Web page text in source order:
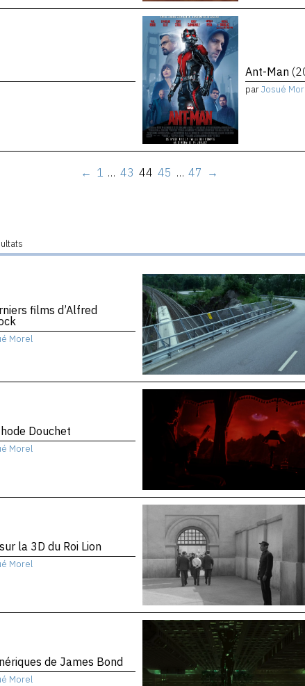
Ant-Man
parJosué
← 1 … 43 44 45 … 47 →
films d’Alfred
Morel
Douchet
Morel
la 3D du Roi Lion
Morel
de James Bond
Morel